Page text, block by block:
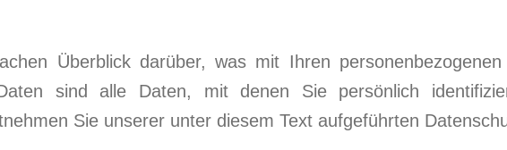
Überblick darüber, was mit Ihren
sind alle Daten, mit denen Sie persönlich
Sie unserer unter diesem Text aufgeführten